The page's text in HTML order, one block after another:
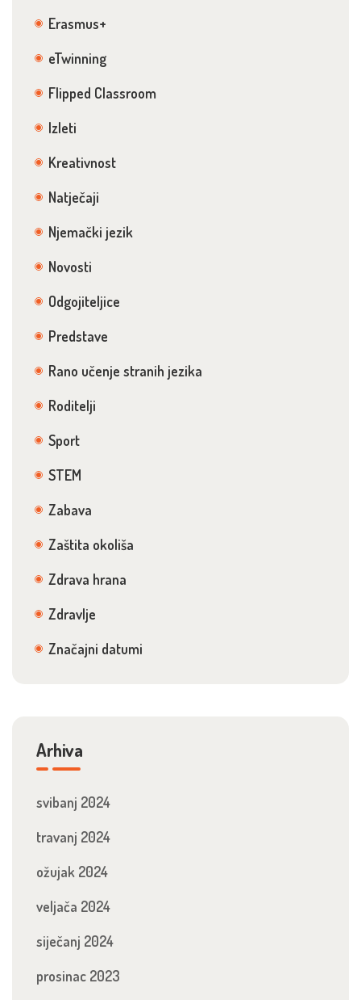
Erasmus+
eTwinning
Flipped Classroom
Izleti
Kreativnost
Natječaji
Njemački jezik
Novosti
Odgojiteljice
Predstave
Rano učenje stranih jezika
Roditelji
Sport
STEM
Zabava
Zaštita okoliša
Zdrava hrana
Zdravlje
Značajni datumi
Arhiva
svibanj 2024
travanj 2024
ožujak 2024
veljača 2024
siječanj 2024
prosinac 2023